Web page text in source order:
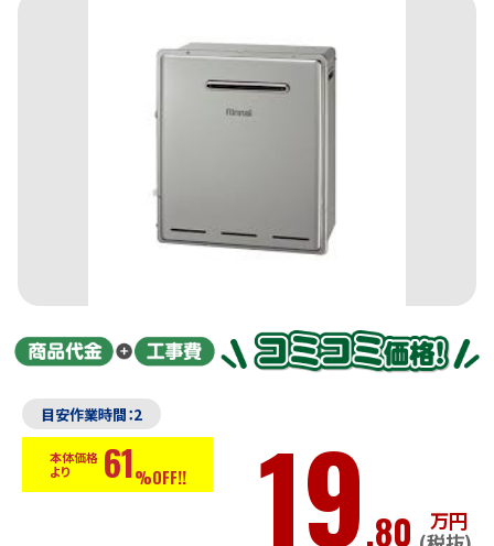
目安作業時間：2
本体価格
より
61%OFF!! 19.80
万円